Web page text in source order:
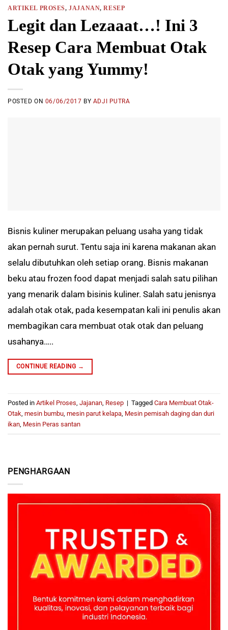
PENGHARGAAN
ARTIKEL PROSES,JAJANAN, RESEP
Legit dan Lezaaat…! Ini 3
Resep Cara Membuat Otak
Otak yang Yummy!
POSTED ON 06/06/2017 BY ADJI PUTRA
Bisnis kuliner merupakan peluang usaha yang tidak
akan pernah surut. Tentu saja ini karena makanan akan
selalu dibutuhkan oleh setiap orang. Bisnis makanan
beku atau frozen food dapat menjadi salah satu pilihan
yang menarik dalam bisinis kuliner. Salah satu jenisnya
adalah otak otak, pada kesempatan kali ini penulis akan
membagikan cara membuat otak otak dan peluang
usahanya…..
CONTINUE READING →
Posted in Artikel Proses Jajanan Resep | Tagged Cara Membuat Otak-
Otak mesin bumbu mesin parut kelapa Mesin pemisah daging dan duri
ikan Mesin Peras santan